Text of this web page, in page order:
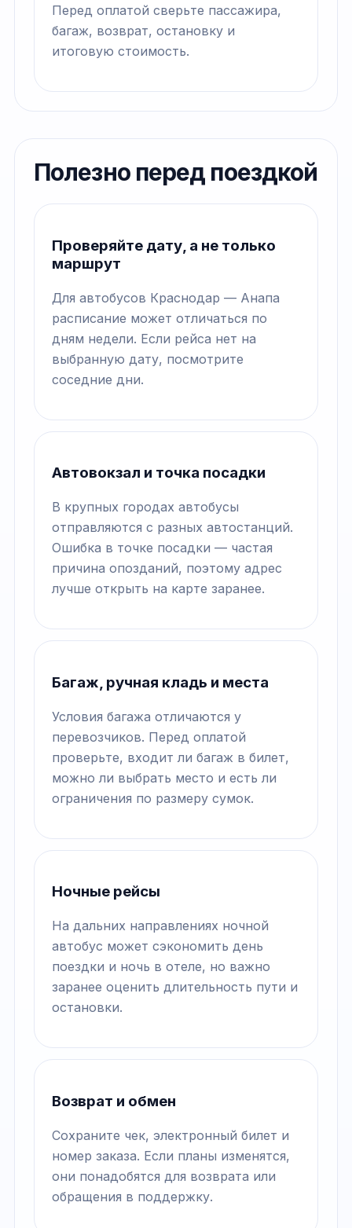
Перед оплатой сверьте пассажира,
багаж, возврат, остановку и
итоговую стоимость.
Полезно перед поездкой
Проверяйте дату, а не только
маршрут
Для автобусов Краснодар — Анапа
расписание может отличаться по
дням недели. Если рейса нет на
выбранную дату, посмотрите
соседние дни.
Автовокзал и точка посадки
В крупных городах автобусы
отправляются с разных автостанций.
Ошибка в точке посадки — частая
причина опозданий, поэтому адрес
лучше открыть на карте заранее.
Багаж, ручная кладь и места
Условия багажа отличаются у
перевозчиков. Перед оплатой
проверьте, входит ли багаж в билет,
можно ли выбрать место и есть ли
ограничения по размеру сумок.
Ночные рейсы
На дальних направлениях ночной
автобус может сэкономить день
поездки и ночь в отеле, но важно
заранее оценить длительность пути и
остановки.
Возврат и обмен
Сохраните чек, электронный билет и
номер заказа. Если планы изменятся,
они понадобятся для возврата или
обращения в поддержку.